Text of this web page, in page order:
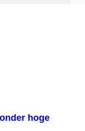
hoge